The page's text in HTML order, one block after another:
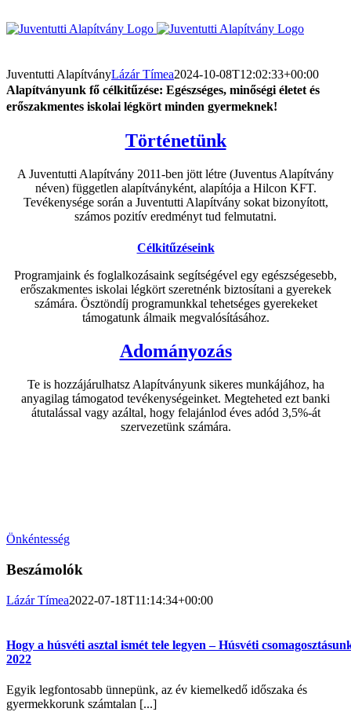
Juventutti AlapítványLázár Tímea2024-10-08T12:02:33+00:00
Alapítványunk fő célkitűzése: Egészséges, minőségi életet és
erőszakmentes iskolai légkört minden gyermeknek!
Történetünk
A Juventutti Alapítvány 2011-ben jött létre (Juventus Alapítvány
néven) független alapítványként, alapítója a Hilcon KFT.
Tevékenysége során a Juventutti Alapítvány sokat bizonyított,
számos pozitív eredményt tud felmutatni.
Célkitűzéseink
Programjaink és foglalkozásaink segítségével egy egészségesebb,
erőszakmentes iskolai légkört szeretnénk biztosítani a gyerekek
számára. Ösztöndíj programunkkal tehetséges gyerekeket
támogatunk álmaik megvalósításához.
Adományozás
Te is hozzájárulhatsz Alapítványunk sikeres munkájához, ha
anyagilag támogatod tevékenységeinket. Megteheted ezt banki
átutalással vagy azáltal, hogy felajánlod éves adód 3,5%-át
szervezetünk számára.
Önkéntesség
Beszámolók
Lázár Tímea2022-07-18T11:14:34+00:00
Hogy a húsvéti asztal ismét tele legyen – Húsvéti
2022
Egyik legfontosabb ünnepünk, az év kiemelkedő időszaka és
gyermekkorunk számtalan [...]